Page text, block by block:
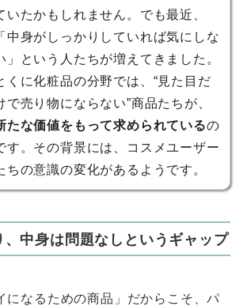
いたかもしれません。でも最近、
「中身がしっかりしていれば気にしな
」という人たちが増えてきました。
くに化粧品の分野では、“見た目だ
で売り物にならない”商品たちが、
たな価値をもって求められているの
す。その背景には、コスメユーザー
ちの意識の変化があるようです。
、中身は問題なしというギャップ
になるための商品」だからこそ、パ